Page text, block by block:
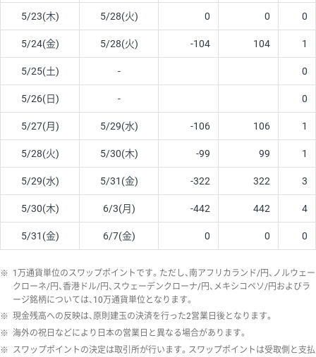
5/23(木) 5/28(火) 0 0 0
5/24(金) 5/28(火) -104 104 1
5/25(土) - 0
5/26(日) - 0
5/27(月) 5/29(水) -106 106 1
5/28(火) 5/30(木) -99 99 1
5/29(水) 5/31(金) -322 322 3
5/30(木) 6/3(月) -442 442 4
5/31(金) 6/7(金) 0 0 0
※ 1万通貨単位のスワップポイントです。ただし、南アフリカランド/円、ノルウェー
クローネ/円、香港ドル/円、スウェーデンクローナ/円、メキシコペソ/円およびラ
ージ銘柄については、10万通貨単位となります。
※ 現金残高への反映は、原則建玉の決済を行った2営業日後となります。
※ 海外の祝日などにより日本の営業日と異なる場合があります。
※ スワップポイントの決定は取引所が行います。スワップポイントは受取側と支払